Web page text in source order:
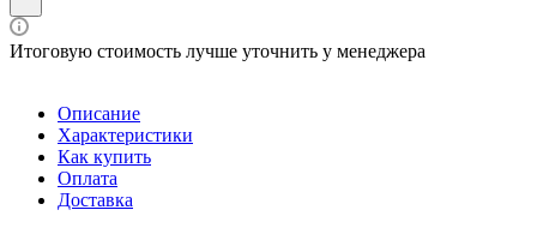
Итоговую стоимость лучше уточнить у менеджера
Описание
Характеристики
Как купить
Оплата
Доставка